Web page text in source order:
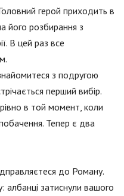
герой приходить в
його розбирання з
В цей раз все
з подругою
перший вибір.
в той момент, коли
Тепер є два
до Роману.
албанці затиснули вашого